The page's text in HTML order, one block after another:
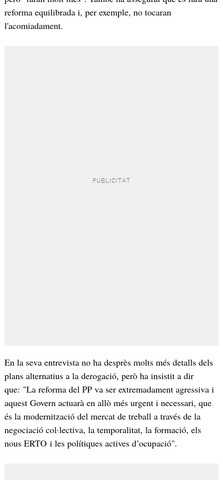
reforma equilibrada i, per exemple, no tocaran
l'acomiadament.
En la seva entrevista no ha desprès molts més detalls dels
plans alternatius a la derogació, però ha insistit a dir
que: "La reforma del PP va ser extremadament agressiva i
aquest Govern actuarà en allò més urgent i necessari, que
és la modernització del mercat de treball a través de la
negociació col·lectiva, la temporalitat, la formació, els
nous ERTO i les polítiques actives d’ocupació".